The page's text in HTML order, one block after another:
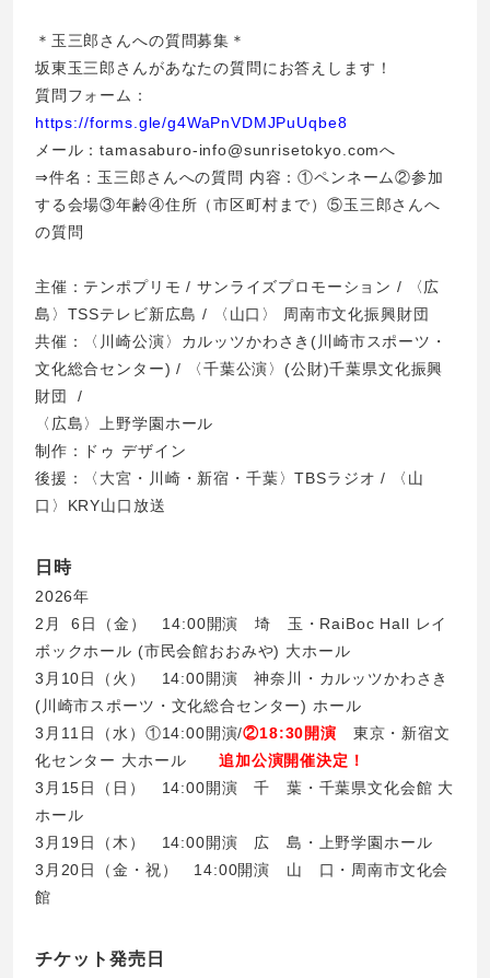
＊玉三郎さんへの質問募集＊
坂東玉三郎さんがあなたの質問にお答えします！
質問フォーム：
https://forms.gle/g4WaPnVDMJPuUqbe8
メール：tamasaburo-info@sunrisetokyo.comへ
⇒件名：玉三郎さんへの質問 内容：①ペンネーム②参加
する会場③年齢④住所（市区町村まで）⑤玉三郎さんへ
の質問
主催：テンポプリモ / サンライズプロモーション / 〈広
島〉TSSテレビ新広島 / 〈山口〉 周南市文化振興財団
共催：〈川崎公演〉カルッツかわさき(川崎市スポーツ・
文化総合センター) / 〈千葉公演〉(公財)千葉県文化振興
財団 /
〈広島〉上野学園ホール
制作：ドゥ デザイン
後援：〈大宮・川崎・新宿・千葉〉TBSラジオ / 〈山
口〉KRY山口放送
日時
2026年
2月 6日（金） 14:00開演 埼 玉・RaiBoc Hall レイ
ボックホール (市民会館おおみや) 大ホール
3月10日（火） 14:00開演 神奈川・カルッツかわさき
(川崎市スポーツ・文化総合センター) ホール
3月11日（水）①14:00開演/②18:30開演 東京・新宿文
化センター 大ホール追加公演開催決定！
3月15日（日） 14:00開演 千 葉・千葉県文化会館 大
ホール
3月19日（木） 14:00開演 広 島・上野学園ホール
3月20日（金・祝） 14:00開演 山 口・周南市文化会
館
チケット発売日